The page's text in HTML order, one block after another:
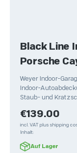
Black Line
Porsche
Weyer Indoor-Garagen Black
Indoor-
Staub- und
Regular price:
€139.00
incl. VAT plus shipping
Inhalt:
Auf Lager